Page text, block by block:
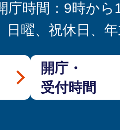
庁時間：9時から
日曜、祝休日、
開庁・
受付時間